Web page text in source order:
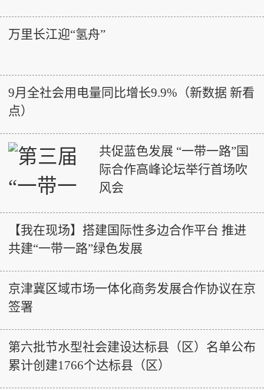
万里长江迎“氢舟”
9月全社会用电量同比增长9.9%（新数据 新看
点）
共促蓝色发展 “一带一路”国
际合作高峰论坛举行首场吹
风会
【我在现场】搭建国际性多边合作平台 推进
共建“一带一路”绿色发展
京津冀区域市场一体化商务发展合作协议在京
签署
第六批节水型社会建设达标县（区）名单公布
累计创建1766个达标县（区）